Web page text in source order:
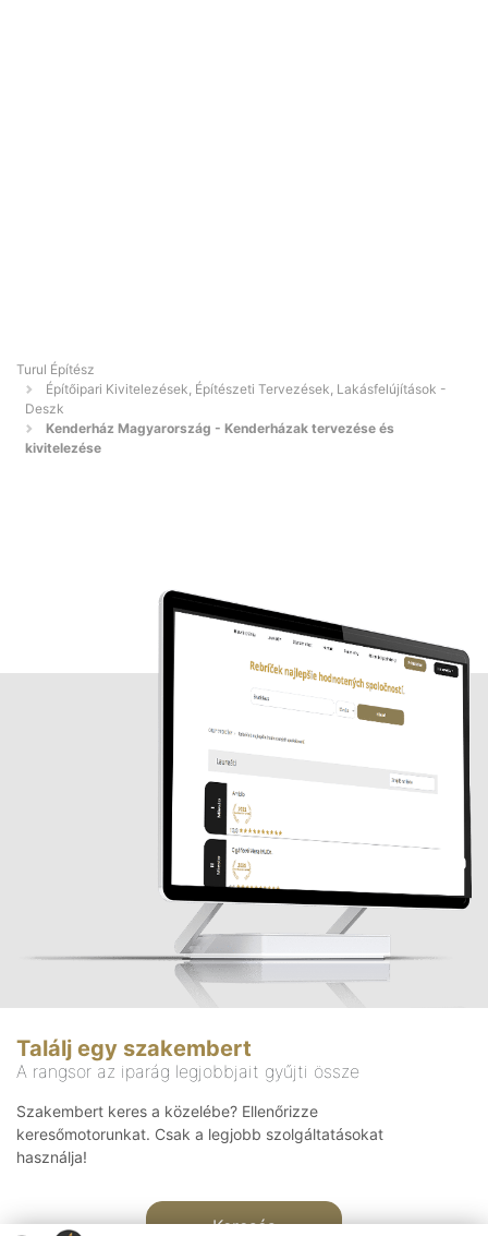
Turul Építész
Építőipari Kivitelezések, Építészeti Tervezések, Lakásfelújítások -
Deszk
Kenderház Magyarország - Kenderházak tervezése és
kivitelezése
Találj egy szakembert
A rangsor az iparág legjobbjait gyűjti össze
Szakembert keres a közelébe? Ellenőrizze
keresőmotorunkat. Csak a legjobb szolgáltatásokat
használja!
Keresés